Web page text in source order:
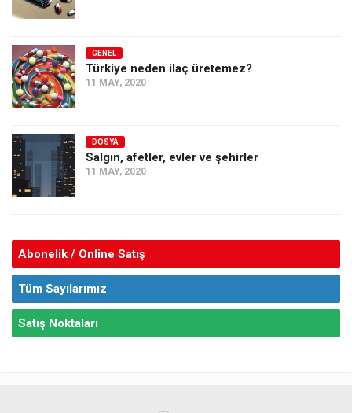
GENEL
Türkiye neden ilaç üretemez?
11 MAY, 2020
DOSYA
Salgın, afetler, evler ve şehirler
11 MAY, 2020
Abonelik / Online Satış
Tüm Sayılarımız
Satış Noktaları